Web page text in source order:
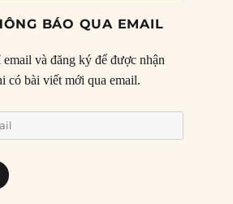
BÁO QUA EMAIL
và đăng ký để được nhận
có bài viết mới qua email.